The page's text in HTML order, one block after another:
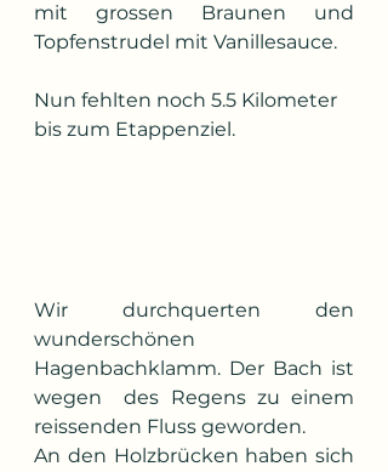
mit grossen Braunen und
Topfenstrudel mit Vanillesauce.
Nun fehlten noch 5.5 Kilometer
bis zum Etappenziel.
Wir durchquerten den
wunderschönen
Hagenbachklamm. Der Bach ist
wegen  des Regens zu einem
reissenden Fluss geworden.
An den Holzbrücken haben sich